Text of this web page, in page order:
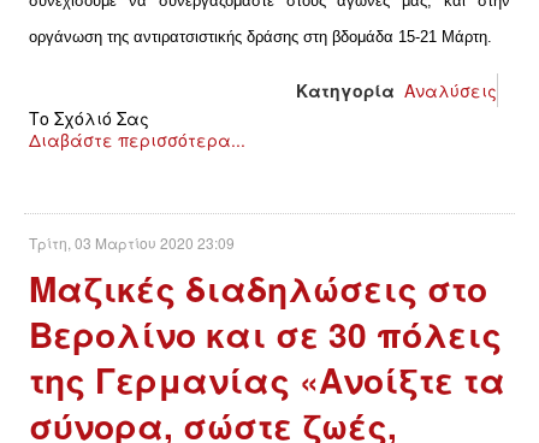
οργάνωση της αντιρατσιστικής δράσης στη βδομάδα 15-21 Μάρτη.
Κατηγορία Αναλύσεις
Το Σχόλιό Σας
Διαβάστε περισσότερα...
Τρίτη, 03 Μαρτίου 2020 23:09
Μαζικές διαδηλώσεις στο
Βερολίνο και σε 30 πόλεις
της Γερμανίας «Ανοίξτε τα
σύνορα, σώστε ζωές,